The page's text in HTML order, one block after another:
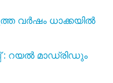
വർഷം ധാക്കയിൽ
: റയൽ മാഡ്രിഡും